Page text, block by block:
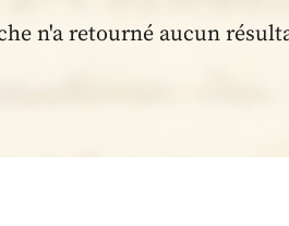
n'a retourné aucun